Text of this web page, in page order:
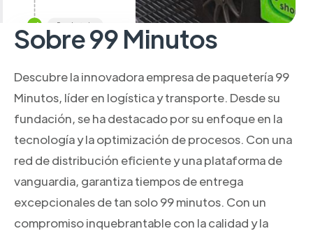
Sobre 99 Minutos
Descubre la innovadora empresa de paquetería 99
Minutos, líder en logística y transporte. Desde su
fundación, se ha destacado por su enfoque en la
tecnología y la optimización de procesos. Con una
red de distribución eficiente y una plataforma de
vanguardia, garantiza tiempos de entrega
excepcionales de tan solo 99 minutos. Con un
compromiso inquebrantable con la calidad y la